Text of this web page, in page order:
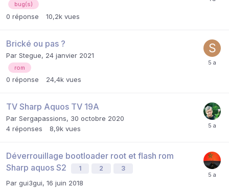
bug(s)
0 réponse 10,2k vues
Brické ou pas ?
Par Stegue, 24 janvier 2021
rom
0 réponse 24,4k vues
TV Sharp Aquos TV 19A
Par Sergapassions, 30 octobre 2020
4 réponses 8,9k vues
Déverrouillage bootloader root et flash rom
Sharp aquos S2
1 2 3
Par gui3gui, 16 juin 2018